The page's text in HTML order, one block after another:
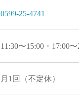
0599-25-4741
11:30〜15:00・17:00
月1回（不定休）